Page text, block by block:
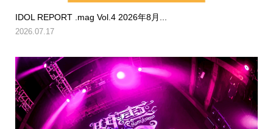
IDOL REPORT .mag Vol.4 2026年8月...
2026.07.17